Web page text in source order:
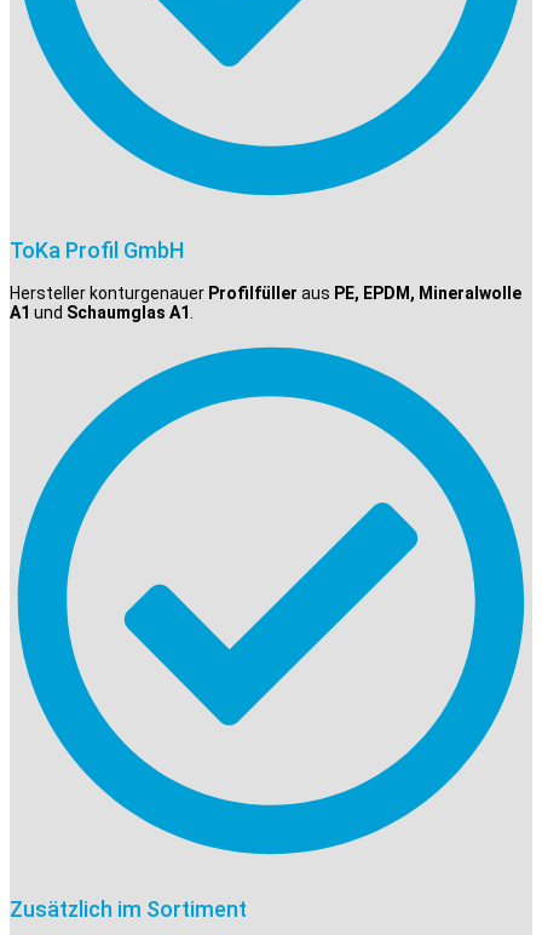
ToKa Profil GmbH
Hersteller konturgenauer Profilfüller aus PE, EPDM, Mineralwolle
A1 und Schaumglas A1.
Zusätzlich im Sortiment